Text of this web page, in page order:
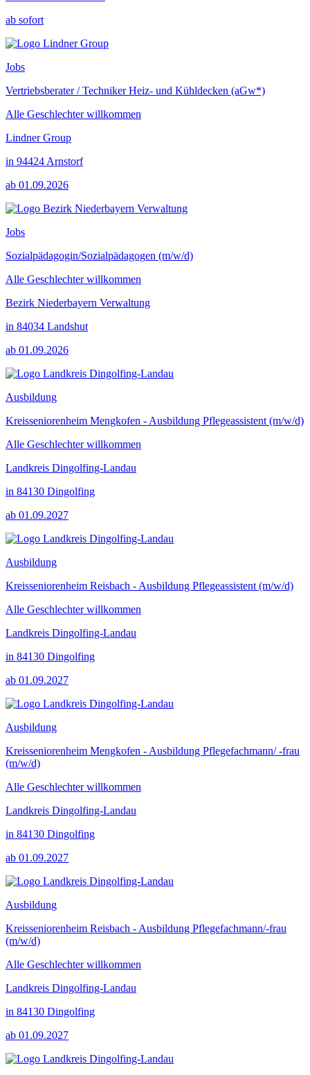
ab sofort
Jobs
Vertriebsberater / Techniker Heiz- und Kühldecken (aGw*)
Alle Geschlechter willkommen
Lindner Group
in 94424 Arnstorf
ab 01.09.2026
Jobs
Sozialpädagogin/Sozialpädagogen (m/w/d)
Alle Geschlechter willkommen
Bezirk Niederbayern Verwaltung
in 84034 Landshut
ab 01.09.2026
Ausbildung
Kreisseniorenheim Mengkofen - Ausbildung Pflegeassistent (m/w/d)
Alle Geschlechter willkommen
Landkreis Dingolfing-Landau
in 84130 Dingolfing
ab 01.09.2027
Ausbildung
Kreisseniorenheim Reisbach - Ausbildung Pflegeassistent (m/w/d)
Alle Geschlechter willkommen
Landkreis Dingolfing-Landau
in 84130 Dingolfing
ab 01.09.2027
Ausbildung
Kreisseniorenheim Mengkofen - Ausbildung Pflegefachmann/ -frau
(m/w/d)
Alle Geschlechter willkommen
Landkreis Dingolfing-Landau
in 84130 Dingolfing
ab 01.09.2027
Ausbildung
Kreisseniorenheim Reisbach - Ausbildung Pflegefachmann/-frau
(m/w/d)
Alle Geschlechter willkommen
Landkreis Dingolfing-Landau
in 84130 Dingolfing
ab 01.09.2027